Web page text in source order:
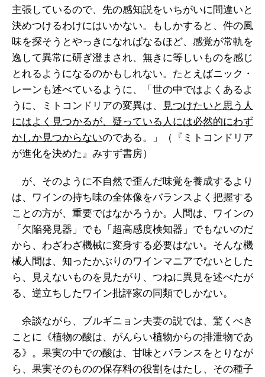
主張しているので、先の感知説をいちがいに間違いと
決めつけるわけにはいかない。もしかすると、件の風
味を探そうとやっきになればなるほど、感覚が常軌を
逸して異常に研ぎ澄まされ、無きに等しいものを感じ
とれるようになるのかもしれない。たとえばニック・
レーンも述べているように、「世の中ではよくあるよ
うに、ミトコンドリアの変異は、
見つけたいと思う人
にはよく見つかるが、疑っている人には必然的にわず
かしか見つからないのである。」（『ミトコンドリア
が進化を決めた』みすず書房）
が、そのように不自然で歪んだ味覚を養成するより
は、ワインの持ち味の全体像をバランスよく把握する
ことの方が、重要ではなかろうか。人間は、ワインの
「欠陥発見器」でも「超高感度検知器」でもないのだ
から、わざわざ機械に変身する必要はない。そんな機
械人間は、知ったかぶりのワインマニアでないとした
ら、見えないものを見たがり、つねに異見を述べたが
る、逆立ちしたワイン批評家の同類でしかない。
余談ながら、ブルギニョン夫妻の説では、驚くべき
ことに《植物の酸は、がんらい植物からの排泄物であ
る》。果実の中での酸は、甘味とバランスをとりなが
ら、果実そのものの保存料の役割をはたし、その種子